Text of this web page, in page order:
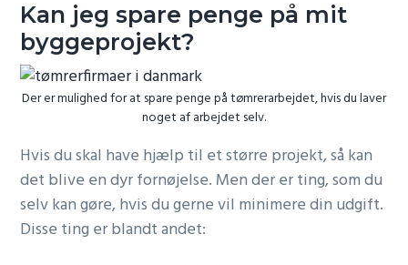
Kan jeg spare penge på mit
byggeprojekt?
Der er mulighed for at spare penge på tømrerarbejdet, hvis du laver
noget af arbejdet selv.
Hvis du skal have hjælp til et større projekt, så kan
det blive en dyr fornøjelse. Men der er ting, som du
selv kan gøre, hvis du gerne vil minimere din udgift.
Disse ting er blandt andet: